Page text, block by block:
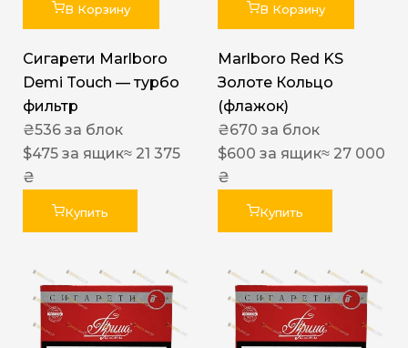
В Корзину
Сигарети Marlboro
Demi Touch — турбо
фильтр
₴536 за блок
$475 за ящик≈ 21 375
₴
Купить
В Корзину
Marlboro Red KS
Золоте Кольцо
(флажок)
₴670 за блок
$600 за ящик≈ 27 000
₴
Купить